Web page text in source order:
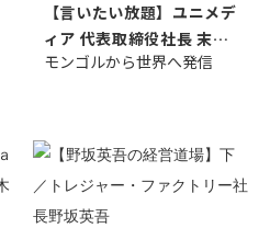
【言いたい放題】ユニメデ
ィア 代表取締役社長 末田
真
モンゴルから世界へ発信